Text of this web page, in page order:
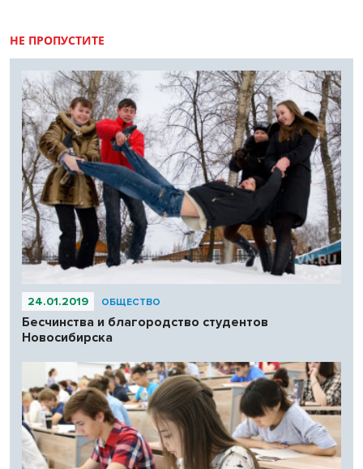
НЕ ПРОПУСТИТЕ
24.01.2019 ОБЩЕСТВО
Бесчинства и благородство студентов
Новосибирска